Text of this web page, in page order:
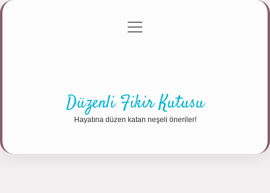
Gizlilik Politikası
menüyü
Düzenli Fikir Kutusu
Hayatına düzen katan neşeli öneriler!